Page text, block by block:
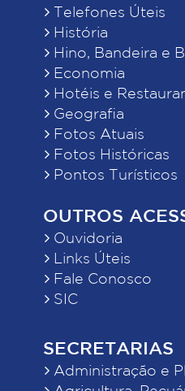
Telefones Úteis
História
Hino, Bandeira e
Economia
Hotéis e
Geografia
Fotos Atuais
Fotos Históricas
Pontos Turísticos
OUTROS
Ouvidoria
Links Úteis
Fale Conosco
SIC
SECRETARIAS
Administração e